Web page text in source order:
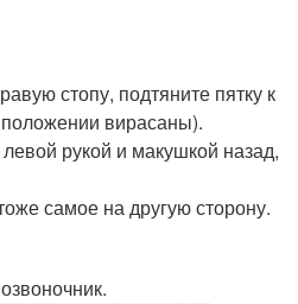
стопу, подтяните пятку к
вирасаны).
рукой и макушкой назад,
самое на другую сторону.